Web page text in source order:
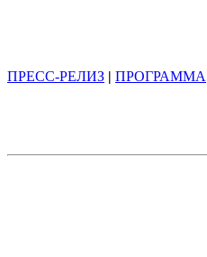
ПРЕСС-РЕЛИЗ | ПРОГРАММА